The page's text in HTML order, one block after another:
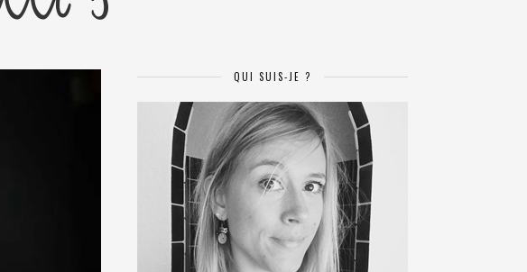
QUI SUIS-JE ?